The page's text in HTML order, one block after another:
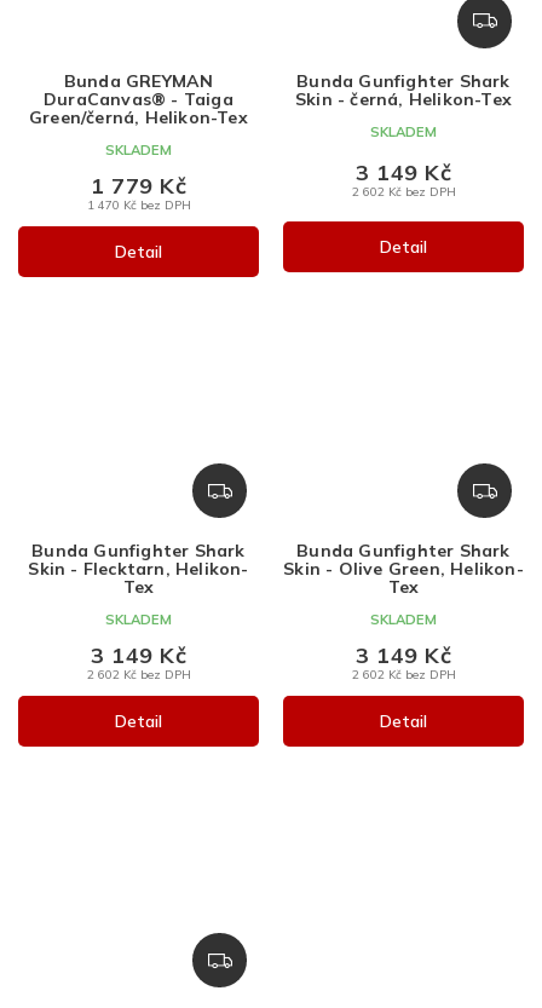
Bunda GREYMAN
DuraCanvas® - Taiga
Green/černá, Helikon-Tex
SKLADEM
1 470 Kč bez DPH
1 779 Kč
Detail
Z
D
R
Bunda Gunfighter Shark
Skin - černá, Helikon-Tex
SKLADEM
2 602 Kč bez DPH
3 149 Kč
Detail
Z
D
R
Bunda Gunfighter Shark
Skin - Flecktarn, Helikon-
Tex
SKLADEM
2 602 Kč bez DPH
3 149 Kč
Detail
Z
D
R
Bunda Gunfighter Shark
Skin - Olive Green, Helikon-
Tex
SKLADEM
2 602 Kč bez DPH
3 149 Kč
Detail
Z
D